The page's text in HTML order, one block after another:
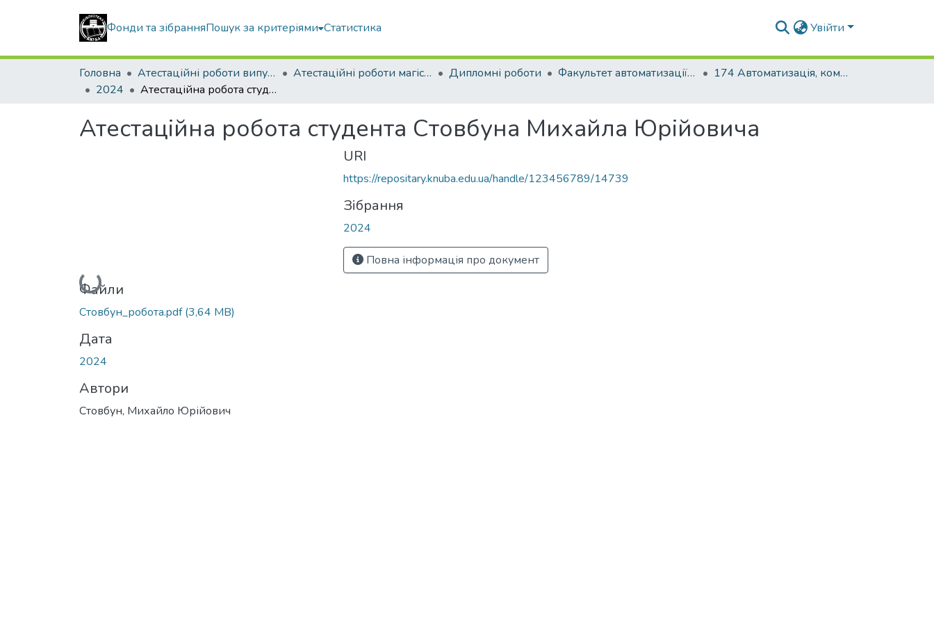
Фонди та зібранняПошук за критеріями Статистика Увійти
Головна Атестаційні роботи випускників Атестаційні роботи магістрів Дипломні роботи Факультет автоматизації і інформаційних технологій
174 Автоматизація, комп'ютерно-інтегровані технології та робототехніка
2024
Атестаційна робота студента Стовбуна Михайла Юрійовича
Атестаційна робота студента Стовбуна Михайла Юрійовича
Вантажиться...
Файли
Стовбун_робота.pdf(3,64 MB)
Дата
2024
Автори
Стовбун, Михайло Юрійович
URI
https://repositary.knuba.edu.ua/handle/123456789/14739
Зібрання
2024
Повна інформація про документ